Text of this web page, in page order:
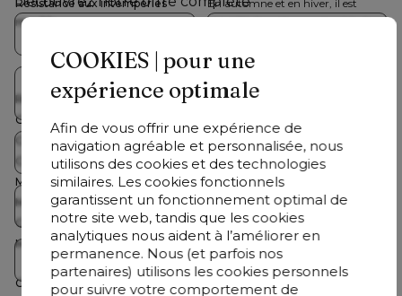
COOKIES | pour une
expérience optimale
Afin de vous offrir une expérience de
navigation agréable et personnalisée, nous
utilisons des cookies et des technologies
similaires. Les cookies fonctionnels
garantissent un fonctionnement optimal de
notre site web, tandis que les cookies
analytiques nous aident à l’améliorer en
permanence. Nous (et parfois nos
partenaires) utilisons les cookies personnels
pour suivre votre comportement de
Résistance aux intempéries
meuble
En automne et en hiver, il est
recouvrir d’une housse de
protection.
Résistance à l'eau conduit
Non
Garantie
Garantie de 2 ans
Couleur assise
Blanc
Couleur plateau de table
Naturel
Matériau assise
Matière synthétique
Matériau plateau de table
Polywood
Couleur
Blanc, Naturel
Matériau
Aluminium, Matière synthétique,
Polywood
Couleur detail plateau de table
Naturel
Table de jardin avec
chaises
Tables de jardin
Chaises de jardin Chaises longues
Parasols Accessoires
À saisir